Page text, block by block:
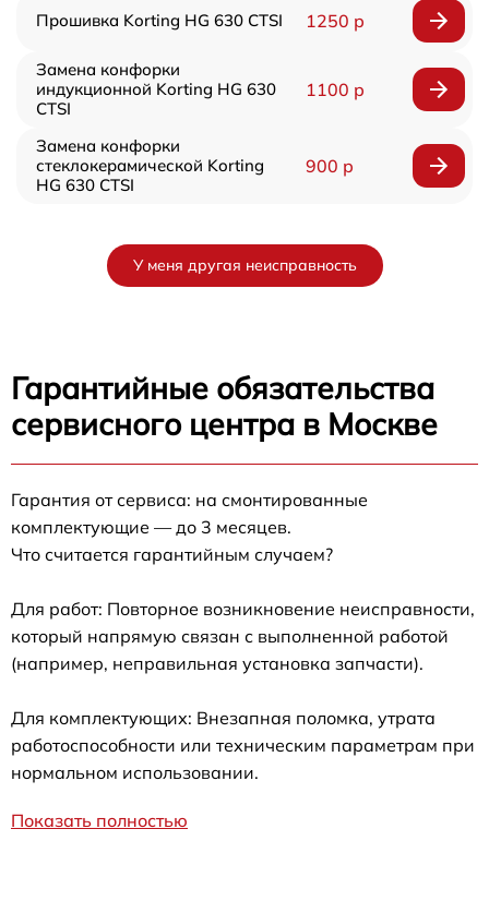
Прошивка Korting HG 630 CTSI 1250 р
Замена конфорки
индукционной Korting HG 630
CTSI
1100 р
Замена конфорки
стеклокерамической Korting
HG 630 CTSI
900 р
У меня другая неисправность
Гарантийные обязательства
сервисного центра в Москве
Гарантия от сервиса: на смонтированные
комплектующие — до 3 месяцев.
Что считается гарантийным случаем?
Для работ: Повторное возникновение неисправности,
который напрямую связан с выполненной работой
(например, неправильная установка запчасти).
Для комплектующих: Внезапная поломка, утрата
работоспособности или техническим параметрам при
нормальном использовании.
Показать полностью